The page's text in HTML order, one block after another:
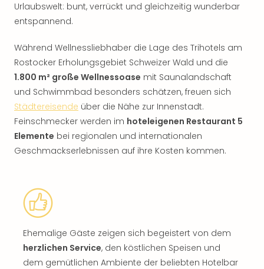
Urlaubswelt: bunt, verrückt und gleichzeitig wunderbar
entspannend.
Während Wellnessliebhaber die Lage des Trihotels am
Rostocker Erholungsgebiet Schweizer Wald und die
1.800 m² große Wellnessoase mit Saunalandschaft
und Schwimmbad besonders schätzen, freuen sich
Städtereisende über die Nähe zur Innenstadt.
Feinschmecker werden im hoteleigenen Restaurant 5
Elemente bei regionalen und internationalen
Geschmackserlebnissen auf ihre Kosten kommen.
Ehemalige Gäste zeigen sich begeistert von dem
herzlichen Service, den köstlichen Speisen und
dem gemütlichen Ambiente der beliebten Hotelbar